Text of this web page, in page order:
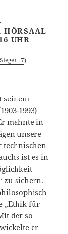
HÖRSAAL
UHR
)
seinem
1993)
mahnte in
unsere
technischen
ist es in
zu sichern.
„Ethik für
der so
er